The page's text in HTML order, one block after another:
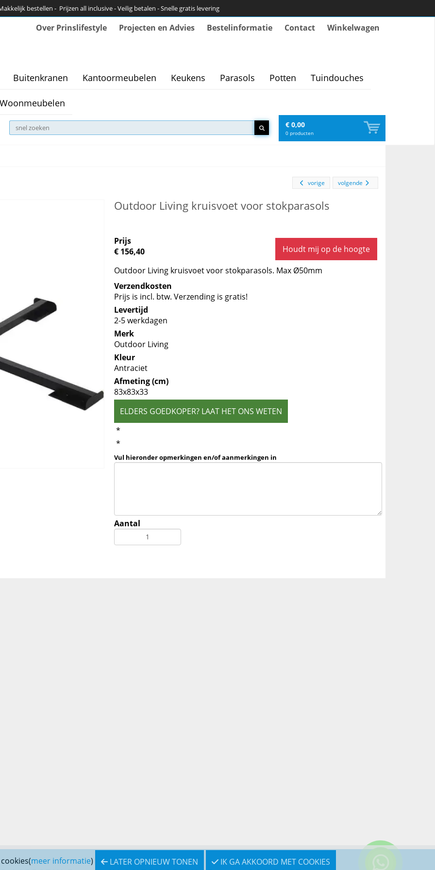
bestellen - Prijzen all inclusive - Veilig betalen - Snelle gratis levering
Over Prinslifestyle Projecten en Advies Bestelinformatie Contact Winkelwagen
Buitenkranen Kantoormeubelen Keukens Parasols Potten Tuindouches
Woonmeubelen
€ 0,00
0 producten
volgende
vorige
Outdoor Living kruisvoet voor stokparasols
Prijs
€ 156,40
Houdt mij op de hoogte
Outdoor Living kruisvoet voor stokparasols. Max Ø50mm
Verzendkosten
Prijs is incl. btw. Verzending is gratis!
Levertijd
2-5 werkdagen
Merk
Outdoor Living
Kleur
Antraciet
Afmeting (cm)
83x83x33
ELDERS GOEDKOPER? LAAT HET ONS WETEN
*
*
Vul hieronder opmerkingen en/of aanmerkingen in
Aantal
meer informatie) LATER OPNIEUW TONEN IK GA AKKOORD MET COOKIES